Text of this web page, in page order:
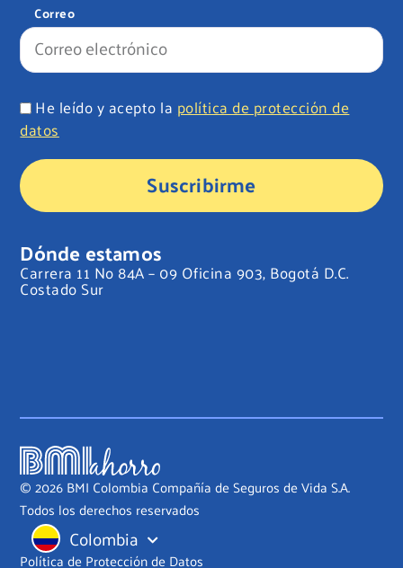
Correo
He leído y acepto la política de protección de
datos
Suscribirme
Dónde estamos
Carrera 11 No 84A – 09 Oficina 903, Bogotá D.C.
Costado Sur
© 2026 BMI Colombia Compañía de Seguros de Vida S.A.
Todos los derechos reservados
Colombia
Política de Protección de Datos